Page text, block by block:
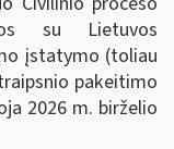
su Lietuvos
įstatymo (toliau
pakeitimo
2026 m. birželio